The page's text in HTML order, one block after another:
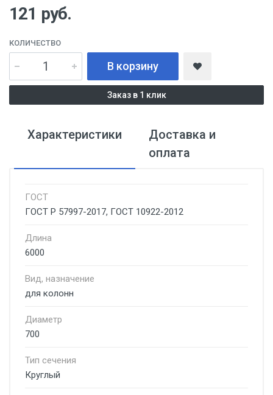
121 руб.
КОЛИЧЕСТВО
В корзину
Заказ в 1 клик
Характеристики
Доставка и
оплата
ГОСТ
ГОСТ Р 57997-2017, ГОСТ 10922-2012
Длина
6000
Вид, назначение
для колонн
Диаметр
700
Тип сечения
Круглый